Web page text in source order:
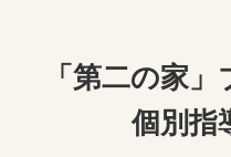
「第二の家
個別指